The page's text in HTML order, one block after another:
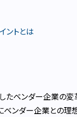
ントとは
たベンダー企業の変
ンダー企業との理